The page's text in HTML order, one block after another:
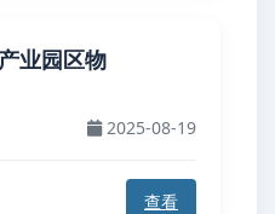
业园区物
2025-08-19
查看